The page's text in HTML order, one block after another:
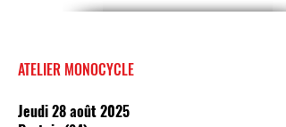
ATELIER MONOCYCLE
Jeudi 28 août 2025